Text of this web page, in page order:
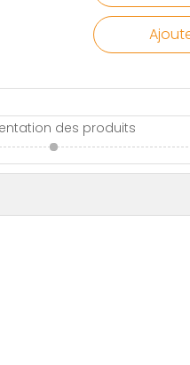
des produits